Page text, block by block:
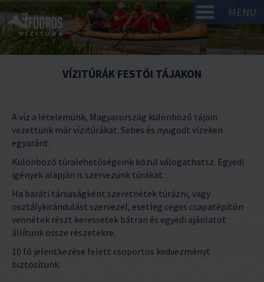
MENÜ
VÍZITÚRÁK FESTŐI TÁJAKON
A víz a lételemünk, Magyarország különböző tájain
vezettünk már vízitúrákat. Sebes és nyugodt vízeken
egyaránt.
Különböző túralehetőségeink közül válogathatsz. Egyedi
igények alapján is szervezünk túrákat.
Ha baráti társaságként szeretnétek túrázni, vagy
osztálykirándulást szervezel, esetleg céges csapatépítőn
vennétek részt keressetek bátran és egyedi ajánlatot
állítunk össze részetekre.
10 fő jelentkezése felett csoportos kedvezményt
biztosítunk.